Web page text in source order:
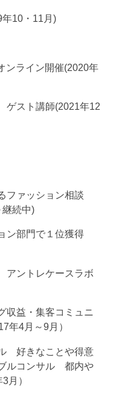
年10・11月)
ライン開催(2020年
ゲスト講師(2021年12
ファッション相談
続中)
ン部門で１位獲得
ントレケースラボ
収益・集客コミュニ
年4月～9月）
好きなことや得意
ルコンサル 都内や
月）